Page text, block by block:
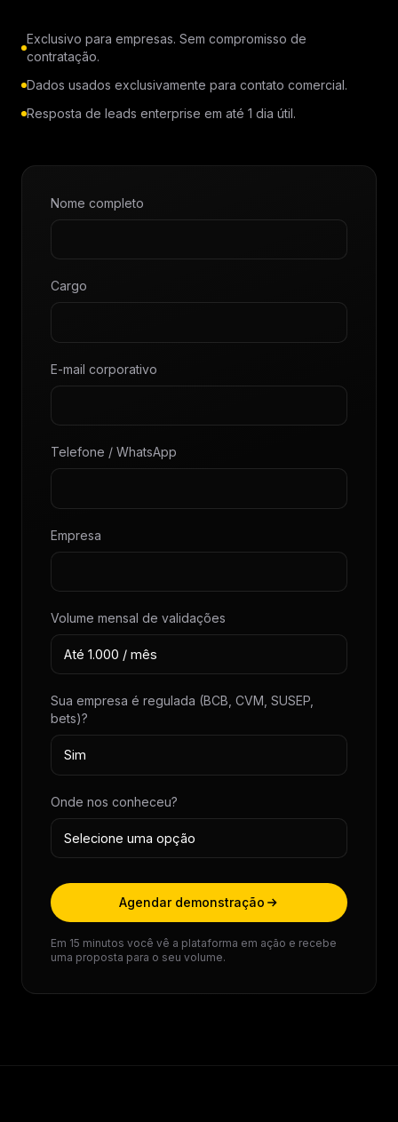
Exclusivo para empresas. Sem compromisso de
contratação.
Dados usados exclusivamente para contato comercial.
Resposta de leads enterprise em até 1 dia útil.
Nome completo
Cargo
E-mail corporativo
Telefone / WhatsApp
Empresa
Volume mensal de validações
Sua empresa é regulada (BCB, CVM, SUSEP,
bets)?
Onde nos conheceu?
Agendar demonstração
Em 15 minutos você vê a plataforma em ação e recebe
uma proposta para o seu volume.